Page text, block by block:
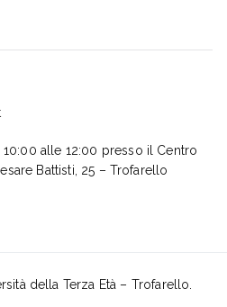
10:00 alle 12:00 presso il Centro
Battisti, 25 – Trofarello
della Terza Età – Trofarello